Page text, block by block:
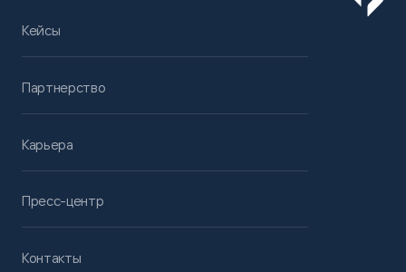
Кейсы
Партнерство
Карьера
Пресс-центр
Контакты